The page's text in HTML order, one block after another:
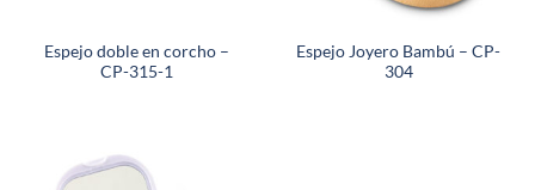
Espejo doble en corcho –
CP-315-1
Espejo Joyero Bambú – CP-
304